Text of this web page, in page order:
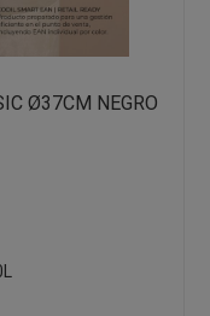
Ø37CM NEGRO